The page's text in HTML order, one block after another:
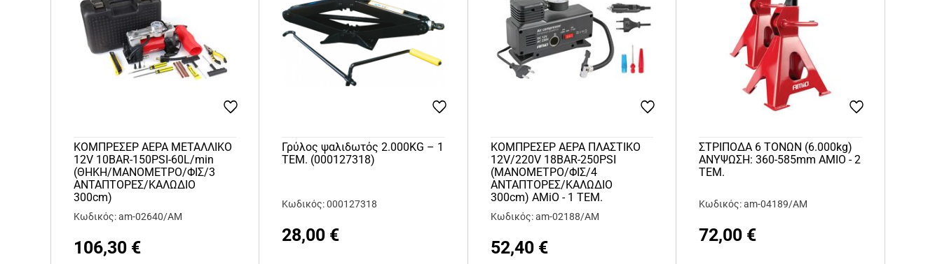
ΚΟΜΠΡΕΣΕΡ ΑΕΡΑ ΜΕΤΑΛΛΙΚΟ
12V 10BAR-150PSI-60L/min
(ΘΗΚΗ/ΜΑΝΟΜΕΤΡΟ/ΦΙΣ/3
ΑΝΤΑΠΤΟΡΕΣ/ΚΑΛΩΔΙΟ
300cm)
Κωδικός: am-02640/AM
106,30 €
Γρύλος ψαλιδωτός 2.000KG – 1
ΤΕΜ. (000127318)
Κωδικός: 000127318
28,00 €
ΚΟΜΠΡΕΣΕΡ ΑΕΡΑ ΠΛΑΣΤΙΚΟ
12V/220V 18BAR-250PSI
(ΜΑΝΟΜΕΤΡΟ/ΦΙΣ/4
ΑΝΤΑΠΤΟΡΕΣ/ΚΑΛΩΔΙΟ
300cm) AMiO - 1 ΤΕΜ.
Κωδικός: am-02188/AM
52,40 €
ΣΤΡΙΠΟΔΑ 6 ΤΟΝΩΝ (6.000kg)
ΑΝΥΨΩΣΗ: 360-585mm ΑΜΙΟ - 2
ΤΕΜ.
Κωδικός: am-04189/AM
72,00 €